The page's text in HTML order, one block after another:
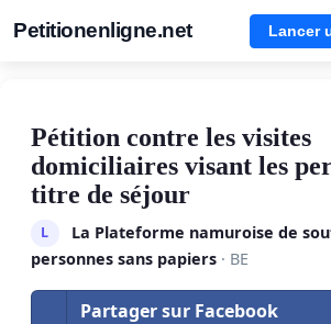
Petitionenligne.net Lancer
Pétition contre les visites
domiciliaires visant les
titre de séjour
L
La Plateforme namuroise de
personnes sans papiers · BE
Partager sur Facebook